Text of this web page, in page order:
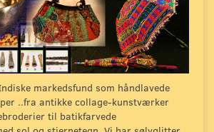
markedsfund som håndlavede
..fra antikke collage-kunstværker
til batikfarvede